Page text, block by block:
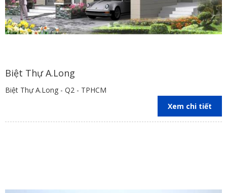
Biệt Thự A.Long
Biệt Thự A.Long - Q2 - TPHCM
Xem chi tiết